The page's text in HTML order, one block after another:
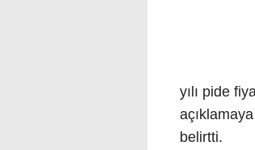
yılı pide
belirtti.